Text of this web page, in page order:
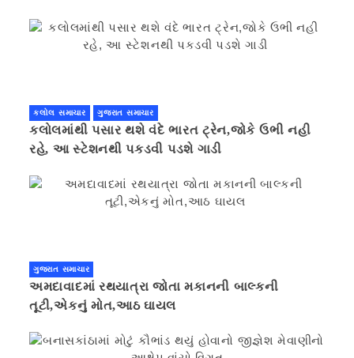
કલોલ સમાચાર ગુજરાત સમાચાર
કલોલમાંથી પસાર થશે વંદે ભારત ટ્રેન,જોકે ઉભી નહી
રહે, આ સ્ટેશનથી પકડવી પડશે ગાડી
ગુજરાત સમાચાર
અમદાવાદમાં રથયાત્રા જોતા મકાનની બાલ્કની
તૂટી,એકનું મોત,આઠ ઘાયલ